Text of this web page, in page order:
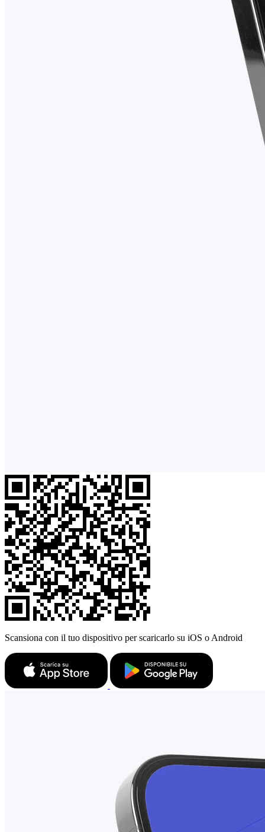
Scansiona con il tuo dispositivo per scaricarlo su iOS o Android